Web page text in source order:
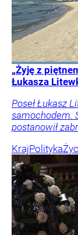
„Żyję z
Łukasza
Poseł Łukasz
samochodem.
postanowił
KrajPolityka